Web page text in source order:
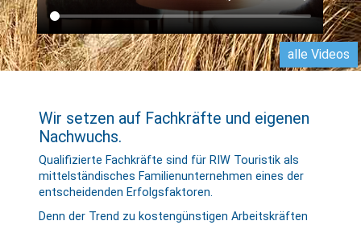
alle Videos
Wir setzen auf Fachkräfte und eigenen
Nachwuchs.
Qualifizierte Fachkräfte sind für RIW Touristik als
mittel­stän­disches Familien­unternehmen eines der
entscheidenden Erfolgsfaktoren.
Denn der Trend zu kosten­günstigen Arbeits­kräften